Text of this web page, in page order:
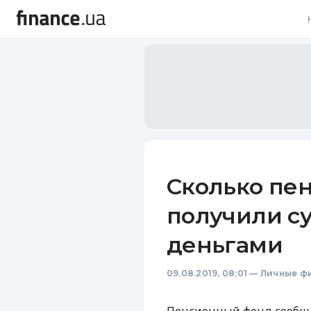
Сколько
получили
деньгами
09.08.2019, 08:01 — Личные